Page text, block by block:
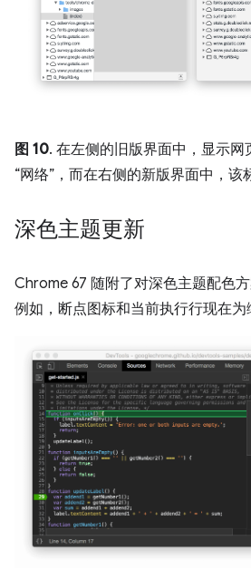
图 10. 在左侧的旧版界面中，显示网
“网络” ，而在右侧的新版界面中，该
深色主题更新
Chrome 67 随附了对深色主题配色方
例如，断点图标和当前执行行现在为